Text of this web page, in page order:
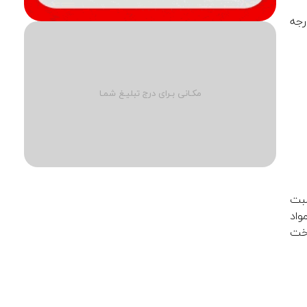
باشد. اصولاً می باشیت دمای پخت اولیه آجر حداقل ۱۰۰ الی ۱۵۰ درجه
مکـانی بـرای درج تبلیـغ شمـا